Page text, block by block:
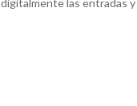
digitalmente las entradas